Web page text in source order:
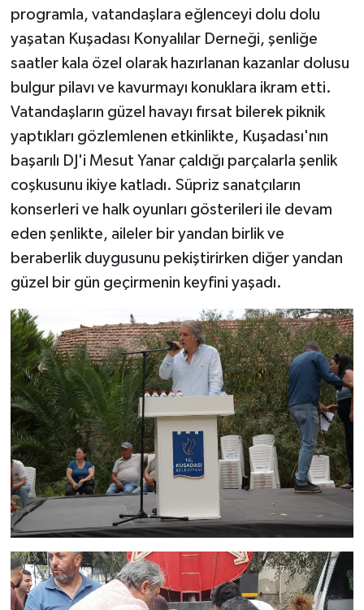
programla, vatandaşlara eğlenceyi dolu dolu
yaşatan Kuşadası Konyalılar Derneği, şenliğe
saatler kala özel olarak hazırlanan kazanlar dolusu
bulgur pilavı ve kavurmayı konuklara ikram etti.
Vatandaşların güzel havayı fırsat bilerek piknik
yaptıkları gözlemlenen etkinlikte, Kuşadası'nın
başarılı DJ'i Mesut Yanar çaldığı parçalarla şenlik
coşkusunu ikiye katladı. Süpriz sanatçıların
konserleri ve halk oyunları gösterileri ile devam
eden şenlikte, aileler bir yandan birlik ve
beraberlik duygusunu pekiştirirken diğer yandan
güzel bir gün geçirmenin keyfini yaşadı.